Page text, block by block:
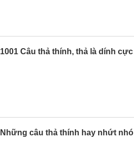
1001 Câu thả thính, thả là dính
Những câu thả thính hay nhứt